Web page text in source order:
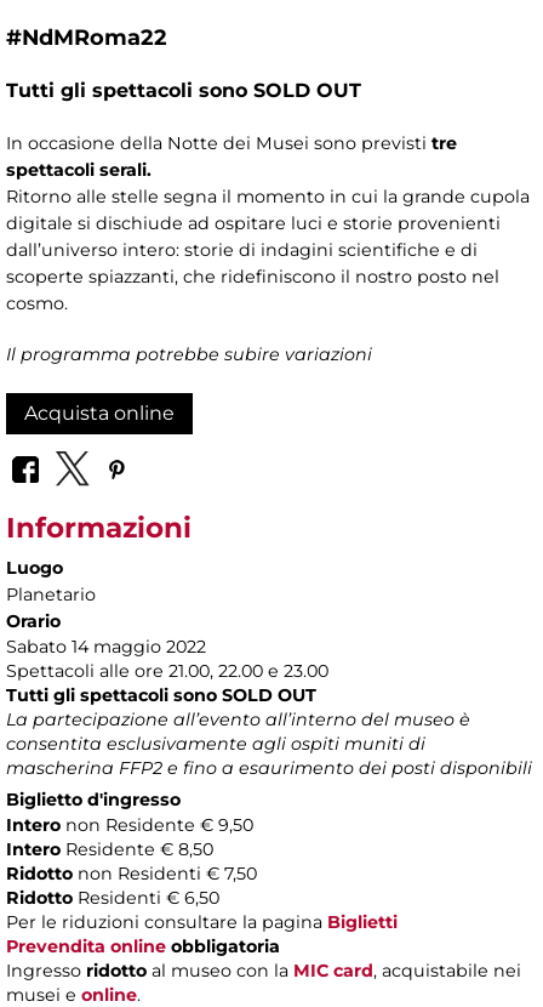
#NdMRoma22
Tutti gli spettacoli sono SOLD OUT
In occasione della Notte dei Musei sono previsti tre
spettacoli serali.
Ritorno alle stelle segna il momento in cui la grande cupola
digitale si dischiude ad ospitare luci e storie provenienti
dall’universo intero: storie di indagini scientifiche e di
scoperte spiazzanti, che ridefiniscono il nostro posto nel
cosmo.
Il programma potrebbe subire variazioni
Acquista online
Informazioni
Luogo
Planetario
Orario
Sabato 14 maggio 2022
Spettacoli alle ore 21.00, 22.00 e 23.00
Tutti gli spettacoli sono SOLD OUT
La partecipazione all’evento all’interno del museo è
consentita esclusivamente agli ospiti muniti di
mascherina FFP2 e fino a esaurimento dei posti disponibili
Biglietto d'ingresso
Intero non Residente € 9,50
Intero Residente € 8,50
Ridotto non Residenti € 7,50
Ridotto Residenti € 6,50
Per le riduzioni consultare la pagina Biglietti
Prevendita online obbligatoria
Ingresso ridotto al museo con la MIC card, acquistabile nei
musei e online.